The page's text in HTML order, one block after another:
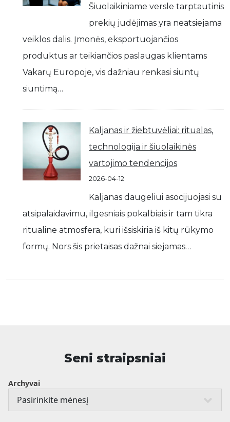
Šiuolaikiniame versle tarptautinis
prekių judėjimas yra neatsiejama
veiklos dalis. Įmonės, eksportuojančios
produktus ar teikiančios paslaugas klientams
Vakarų Europoje, vis dažniau renkasi siuntų
siuntimą…
Kaljanas ir žiebtuvėliai: ritualas,
technologija ir šiuolaikinės
vartojimo tendencijos
2026-04-12
Kaljanas daugeliui asocijuojasi su
atsipalaidavimu, ilgesniais pokalbiais ir tam tikra
ritualine atmosfera, kuri išsiskiria iš kitų rūkymo
formų. Nors šis prietaisas dažnai siejamas…
Seni straipsniai
Archyvai